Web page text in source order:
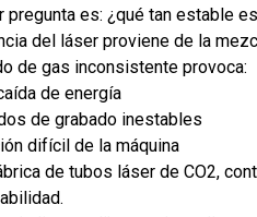
pregunta es: ¿qué tan estable
del láser proviene de la
de gas inconsistente provoca:
de energía
de grabado inestables
difícil de la máquina
de tubos láser de CO2,